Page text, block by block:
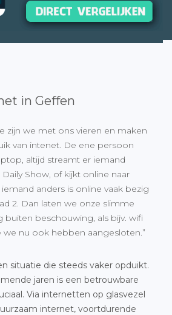
in Geffen
zijn we met ons vieren en maken
van intenet. De ene persoon
altijd streamt er iemand
Daily Show, of kijkt online naar
anders is online vaak bezig
2. Dan laten we onze slimme
buiten beschouwing, als bijv. wifi
we nu ook hebben aangesloten.”
situatie die steeds vaker opduikt.
jaren is een betrouwbare
Via internetten op glasvezel
internet, voortdurende